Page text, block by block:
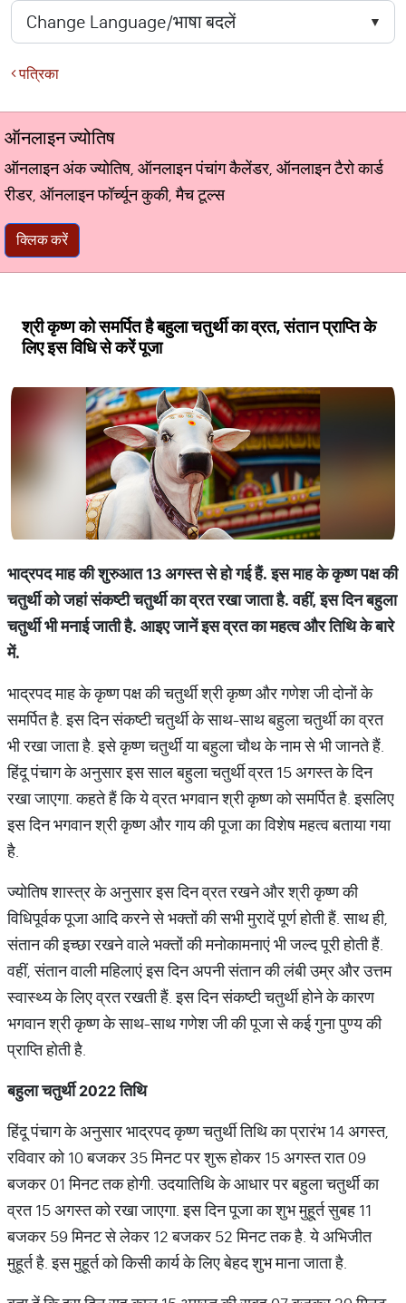
पत्रिका
ऑनलाइन ज्योतिष
ऑनलाइन अंक ज्योतिष, ऑनलाइन पंचांग कैलेंडर, ऑनलाइन टैरो कार्ड
रीडर, ऑनलाइन फॉर्च्यून कुकी, मैच टूल्स
क्लिक करें
श्री कृष्ण को समर्पित है बहुला चतुर्थी का व्रत, संतान प्राप्ति के
लिए इस विधि से करें पूजा
भाद्रपद माह की शुरुआत 13 अगस्त से हो गई हैं. इस माह के कृष्ण पक्ष की
चतुर्थी को जहां संकष्टी चतुर्थी का व्रत रखा जाता है. वहीं, इस दिन बहुला
चतुर्थी भी मनाई जाती है. आइए जानें इस व्रत का महत्व और तिथि के बारे
में.
भाद्रपद माह के कृष्ण पक्ष की चतुर्थी श्री कृष्ण और गणेश जी दोनों के
समर्पित है. इस दिन संकष्टी चतुर्थी के साथ-साथ बहुला चतुर्थी का व्रत
भी रखा जाता है. इसे कृष्ण चतुर्थी या बहुला चौथ के नाम से भी जानते हैं.
हिंदू पंचाग के अनुसार इस साल बहुला चतुर्थी व्रत 15 अगस्त के दिन
रखा जाएगा. कहते हैं कि ये व्रत भगवान श्री कृष्ण को समर्पित है. इसलिए
इस दिन भगवान श्री कृष्ण और गाय की पूजा का विशेष महत्व बताया गया
है.
ज्योतिष शास्त्र के अनुसार इस दिन व्रत रखने और श्री कृष्ण की
विधिपूर्वक पूजा आदि करने से भक्तों की सभी मुरादें पूर्ण होती हैं. साथ ही,
संतान की इच्छा रखने वाले भक्तों की मनोकामनाएं भी जल्द पूरी होती हैं.
वहीं, संतान वाली महिलाएं इस दिन अपनी संतान की लंबी उम्र और उत्तम
स्वास्थ्य के लिए व्रत रखती हैं. इस दिन संकष्टी चतुर्थी होने के कारण
भगवान श्री कृष्ण के साथ-साथ गणेश जी की पूजा से कई गुना पुण्य की
प्राप्ति होती है.
बहुला चतुर्थी2022तिथि
हिंदू पंचाग के अनुसार भाद्रपद कृष्ण चतुर्थी तिथि का प्रारंभ 14 अगस्त,
रविवार को 10 बजकर 35 मिनट पर शुरू होकर 15 अगस्त रात 09
बजकर 01 मिनट तक होगी. उदयातिथि के आधार पर बहुला चतुर्थी का
व्रत 15 अगस्त को रखा जाएगा. इस दिन पूजा का शुभ मुहू्र्त सुबह 11
बजकर 59 मिनट से लेकर 12 बजकर 52 मिनट तक है. ये अभिजीत
मुहूर्त है. इस मुहूर्त को किसी कार्य के लिए बेहद शुभ माना जाता है.